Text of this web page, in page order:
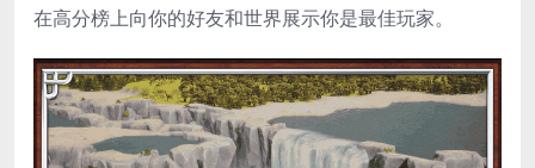
在高分榜上向你的好友和世界展示你是最佳玩家。